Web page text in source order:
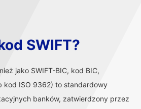
SWIFT?
jako SWIFT-BIC, kod BIC,
kod ISO 9362) to standardowy
banków, zatwierdzony przez